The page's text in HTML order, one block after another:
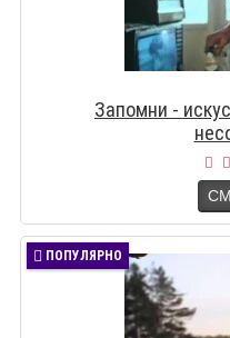
Запомни -
ПОПУЛЯРНО